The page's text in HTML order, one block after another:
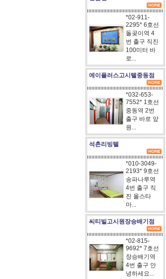
*02-911-
2295* 6호선
돌곶이역 4
번 출구 직진
100미터 바
로...
에이플러스고시텔중동점
*032-653-
7552* 1호선
중동역 2번
출구 바로 앞
원...
석촌리빙텔
*010-3049-
2193* 9호선
송파나루역
4번 출구 직
진 올스타
마...
씨티빌고시원장승배기점
*02-815-
9692* 7호선
장승배기역
4번 출구 안
녕하세요...